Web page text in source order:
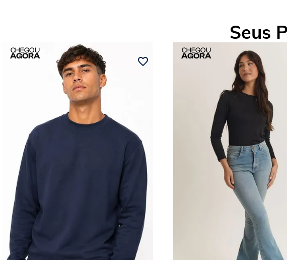
Seus